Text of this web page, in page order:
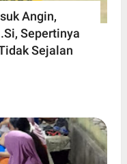
Angin,
Sepertinya
Sejalan